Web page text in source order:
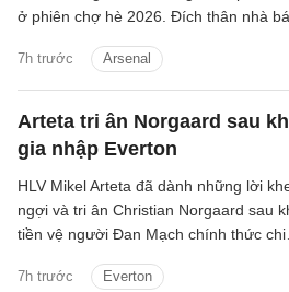
7h trước Arsenal
ở phiên chợ hè 2026. Đích thân nhà báo
nhận thương vụ sắp sửa được hoàn tất.
Dự kiến theo lịch tiền vệ người Brazil
bay về London trong hôm nay, bắt đầu
buổi kiểm tra y tế và hoàn tất các thủ tục
còn lại để chuẩn bị cho ra mắt đội bóng
mới.
Arteta tri ân Norgaard sau
gia nhập Everton
7h trước Everton
HLV Mikel Arteta đã dành những lời
ngợi và tri ân Christian Norgaard sau
tiền vệ người Đan Mạch chính thức chia
Everton trong thương vụ trị giá 7 triệu